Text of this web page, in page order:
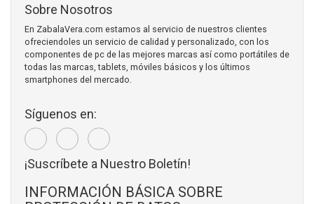
Sobre Nosotros
En ZabalaVera.com estamos al servicio de nuestros clientes
ofreciendoles un servicio de calidad y personalizado, con los
componentes de pc de las mejores marcas así como portátiles de
todas las marcas, tablets, móviles básicos y los últimos
smartphones del mercado.
Síguenos en:
¡Suscríbete a Nuestro Boletín!
INFORMACIÓN BÁSICA SOBRE